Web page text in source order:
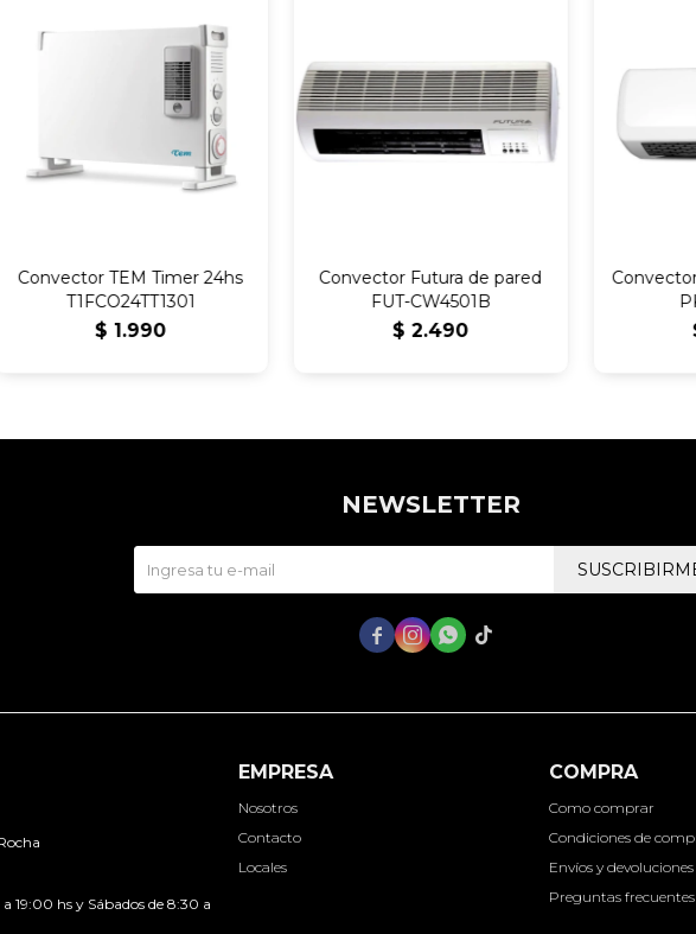
Convector TEM Timer 24hs
T1FCO24TT1301
$ 1.990
Convector Futura de pared
FUT-CW4501B
$ 2.490
19:00 hs y Sábados de 8:30 a
EMPRESA
Nosotros
Contacto
Locales
COMPRA
Como comprar
Condiciones de
Envíos y devoluciones
Preguntas frecuentes
NEWSLETTER
   